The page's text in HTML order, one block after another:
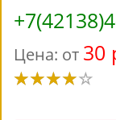
Цена: от 30